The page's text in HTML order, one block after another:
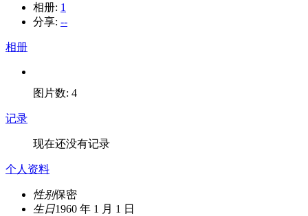
相册: 1
分享: --
相册
图片数: 4
记录
现在还没有记录
个人资料
性别保密
生日1960 年 1 月 1 日